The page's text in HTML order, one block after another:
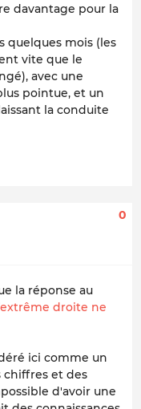
davantage pour la
quelques mois (les
vite que le
avec une
pointue, et un
la conduite
0
la réponse au
droite ne
ici comme un
chiffres et des
d'avoir une